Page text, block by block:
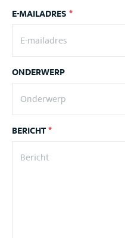
E-MAILADRES*
ONDERWERP
BERICHT*